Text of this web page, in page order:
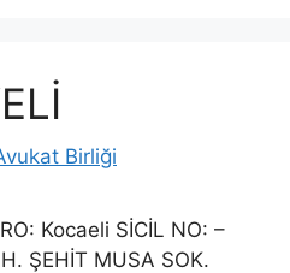
Birliği
Kocaeli SİCİL NO: –
ŞEHİT MUSA SOK.